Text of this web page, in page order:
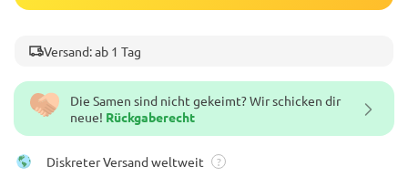
Die Samen sind nicht gekeimt? Wir schicken dir
neue! Rückgaberecht
Diskreter Versand weltweit ?
Versand: ab 1 Tag